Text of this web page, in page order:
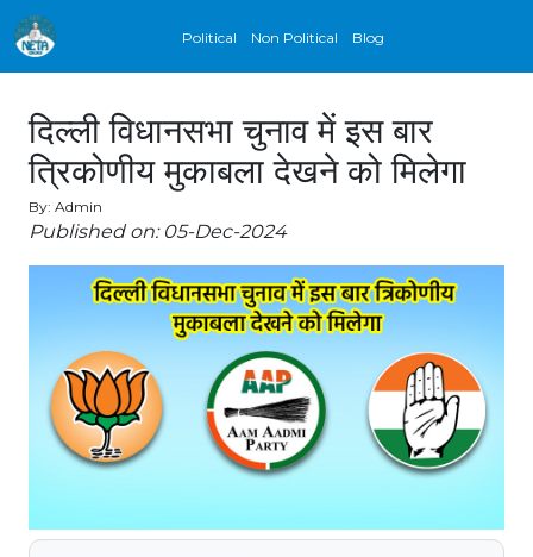
Political Non Political Blog
दिल्ली विधानसभा चुनाव में इस बार
त्रिकोणीय मुकाबला देखने को मिलेगा
By: Admin
Published on: 05-Dec-2024